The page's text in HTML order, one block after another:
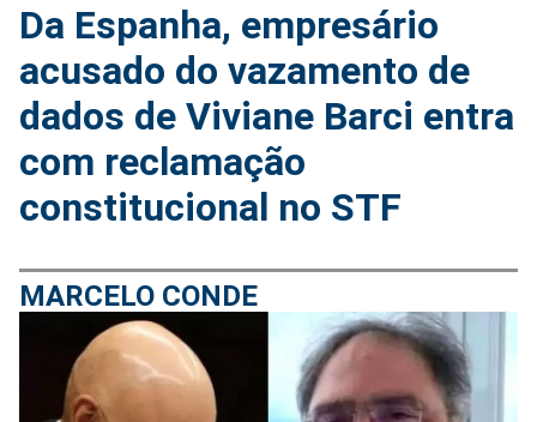
Da Espanha, empresário
acusado do vazamento de
dados de Viviane Barci entra
com reclamação
constitucional no STF
MARCELO CONDE